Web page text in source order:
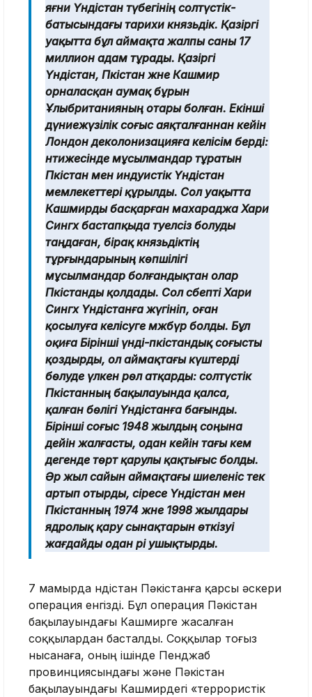
яғни Үндістан түбегінің солтүстік-
батысындағы тарихи князьдік. Қазіргі
уақытта бұл аймақта жалпы саны 17
миллион адам тұрады. Қазіргі
Үндістан, Пәкістан және Кашмир
орналасқан аумақ бұрын
Ұлыбританияның отары болған. Екінші
дүниежүзілік соғыс аяқталғаннан кейін
Лондон деколонизацияға келісім берді:
нәтижесінде мұсылмандар тұратын
Пәкістан мен индуистік Үндістан
мемлекеттері құрылды. Сол уақытта
Кашмирды басқарған махараджа Хари
Сингх бастапқыда тәуелсіз болуды
таңдаған, бірақ князьдіктің
тұрғындарының көпшілігі
мұсылмандар болғандықтан олар
Пәкістанды қолдады. Сол сбепті Хари
Сингх Үндістанға жүгініп, оған
қосылуға келісуге мәжбүр болды. Бұл
оқиға Бірінші үнді-пәкістандық соғысты
қоздырды, ол аймақтағы күштерді
бөлуде үлкен рөл атқарды: солтүстік
Пәкістанның бақылауында қалса,
қалған бөлігі Үндістанға бағынды.
Бірінші соғыс 1948 жылдың соңына
дейін жалғасты, одан кейін тағы кем
дегенде төрт қарулы қақтығыс болды.
Әр жыл сайын аймақтағы шиеленіс тек
артып отырды, әсіресе Үндістан мен
Пәкістанның 1974 және 1998 жылдары
ядролық қару сынақтарын өткізуі
жағдайды одан әрі ушықтырды.
7 мамырда Үндістан Пәкістанға қарсы әскери
операция енгізді. Бұл операция Пәкістан
бақылауындағы Кашмирге жасалған
соққылардан басталды. Соққылар тоғыз
нысанаға, оның ішінде Пенджаб
провинциясындағы және Пәкістан
бақылауындағы Кашмирдегі «террористік